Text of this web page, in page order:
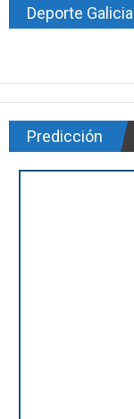
Deporte Galicia
Predicción